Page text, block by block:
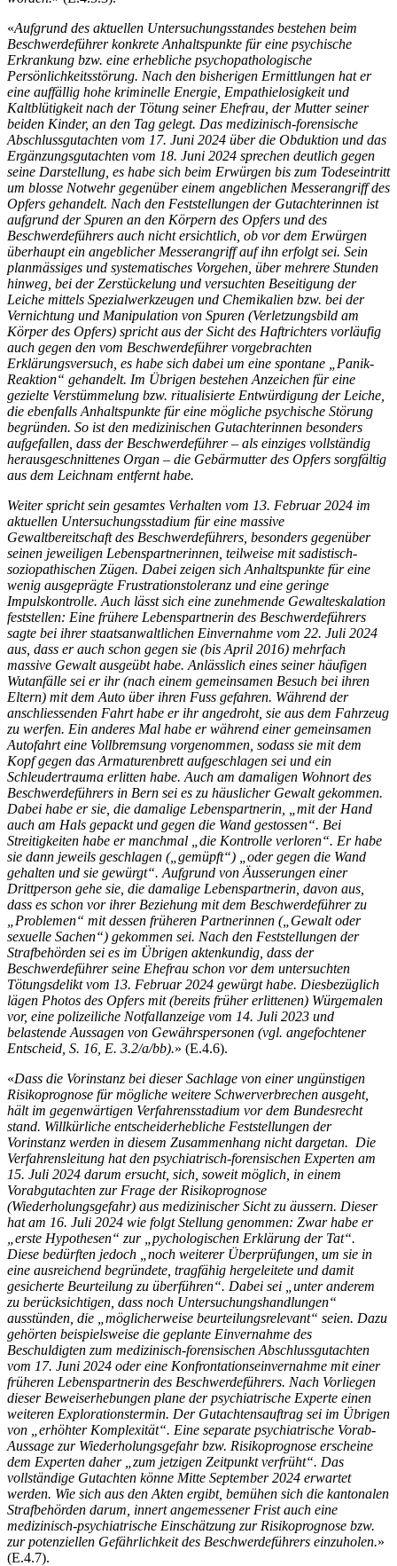
«Aufgrund des aktuellen Untersuchungsstandes bestehen beim
Beschwerdeführer konkrete Anhaltspunkte für eine psychische
Erkrankung bzw. eine erhebliche psychopathologische
Persönlichkeitsstörung. Nach den bisherigen Ermittlungen hat er
eine auffällig hohe kriminelle Energie, Empathielosigkeit und
Kaltblütigkeit nach der Tötung seiner Ehefrau, der Mutter seiner
beiden Kinder, an den Tag gelegt. Das medizinisch-forensische
Abschlussgutachten vom 17. Juni 2024 über die Obduktion und das
Ergänzungsgutachten vom 18. Juni 2024 sprechen deutlich gegen
seine Darstellung, es habe sich beim Erwürgen bis zum Todeseintritt
um blosse Notwehr gegenüber einem angeblichen Messerangriff des
Opfers gehandelt. Nach den Feststellungen der Gutachterinnen ist
aufgrund der Spuren an den Körpern des Opfers und des
Beschwerdeführers auch nicht ersichtlich, ob vor dem Erwürgen
überhaupt ein angeblicher Messerangriff auf ihn erfolgt sei. Sein
planmässiges und systematisches Vorgehen, über mehrere Stunden
hinweg, bei der Zerstückelung und versuchten Beseitigung der
Leiche mittels Spezialwerkzeugen und Chemikalien bzw. bei der
Vernichtung und Manipulation von Spuren (Verletzungsbild am
Körper des Opfers) spricht aus der Sicht des Haftrichters vorläufig
auch gegen den vom Beschwerdeführer vorgebrachten
Erklärungsversuch, es habe sich dabei um eine spontane „Panik-
Reaktion“ gehandelt. Im Übrigen bestehen Anzeichen für eine
gezielte Verstümmelung bzw. ritualisierte Entwürdigung der Leiche,
die ebenfalls Anhaltspunkte für eine mögliche psychische Störung
begründen. So ist den medizinischen Gutachterinnen besonders
aufgefallen, dass der Beschwerdeführer – als einziges vollständig
herausgeschnittenes Organ – die Gebärmutter des Opfers sorgfältig
aus dem Leichnam entfernt habe.
Weiter spricht sein gesamtes Verhalten vom 13. Februar 2024 im
aktuellen Untersuchungsstadium für eine massive
Gewaltbereitschaft des Beschwerdeführers, besonders gegenüber
seinen jeweiligen Lebenspartnerinnen, teilweise mit sadistisch-
soziopathischen Zügen. Dabei zeigen sich Anhaltspunkte für eine
wenig ausgeprägte Frustrationstoleranz und eine geringe
Impulskontrolle. Auch lässt sich eine zunehmende Gewalteskalation
feststellen: Eine frühere Lebenspartnerin des Beschwerdeführers
sagte bei ihrer staatsanwaltlichen Einvernahme vom 22. Juli 2024
aus, dass er auch schon gegen sie (bis April 2016) mehrfach
massive Gewalt ausgeübt habe. Anlässlich eines seiner häufigen
Wutanfälle sei er ihr (nach einem gemeinsamen Besuch bei ihren
Eltern) mit dem Auto über ihren Fuss gefahren. Während der
anschliessenden Fahrt habe er ihr angedroht, sie aus dem Fahrzeug
zu werfen. Ein anderes Mal habe er während einer gemeinsamen
Autofahrt eine Vollbremsung vorgenommen, sodass sie mit dem
Kopf gegen das Armaturenbrett aufgeschlagen sei und ein
Schleudertrauma erlitten habe. Auch am damaligen Wohnort des
Beschwerdeführers in Bern sei es zu häuslicher Gewalt gekommen.
Dabei habe er sie, die damalige Lebenspartnerin, „mit der Hand
auch am Hals gepackt und gegen die Wand gestossen“. Bei
Streitigkeiten habe er manchmal „die Kontrolle verloren“. Er habe
sie dann jeweils geschlagen („gemüpft“) „oder gegen die Wand
gehalten und sie gewürgt“. Aufgrund von Äusserungen einer
Drittperson gehe sie, die damalige Lebenspartnerin, davon aus,
dass es schon vor ihrer Beziehung mit dem Beschwerdeführer zu
„Problemen“ mit dessen früheren Partnerinnen („Gewalt oder
sexuelle Sachen“) gekommen sei. Nach den Feststellungen der
Strafbehörden sei es im Übrigen aktenkundig, dass der
Beschwerdeführer seine Ehefrau schon vor dem untersuchten
Tötungsdelikt vom 13. Februar 2024 gewürgt habe. Diesbezüglich
lägen Photos des Opfers mit (bereits früher erlittenen) Würgemalen
vor, eine polizeiliche Notfallanzeige vom 14. Juli 2023 und
belastende Aussagen von Gewährspersonen (vgl. angefochtener
Entscheid, S. 16, E. 3.2/a/bb).» (E.4.6).
«Dass die Vorinstanz bei dieser Sachlage von einer ungünstigen
Risikoprognose für mögliche weitere Schwerverbrechen ausgeht,
hält im gegenwärtigen Verfahrensstadium vor dem Bundesrecht
stand. Willkürliche entscheiderhebliche Feststellungen der
Vorinstanz werden in diesem Zusammenhang nicht dargetan. Die
Verfahrensleitung hat den psychiatrisch-forensischen Experten am
15. Juli 2024 darum ersucht, sich, soweit möglich, in einem
Vorabgutachten zur Frage der Risikoprognose
(Wiederholungsgefahr) aus medizinischer Sicht zu äussern. Dieser
hat am 16. Juli 2024 wie folgt Stellung genommen: Zwar habe er
„erste Hypothesen“ zur „pychologischen Erklärung der Tat“.
Diese bedürften jedoch „noch weiterer Überprüfungen, um sie in
eine ausreichend begründete, tragfähig hergeleitete und damit
gesicherte Beurteilung zu überführen“. Dabei sei „unter anderem
zu berücksichtigen, dass noch Untersuchungshandlungen“
ausstünden, die „möglicherweise beurteilungsrelevant“ seien. Dazu
gehörten beispielsweise die geplante Einvernahme des
Beschuldigten zum medizinisch-forensischen Abschlussgutachten
vom 17. Juni 2024 oder eine Konfrontationseinvernahme mit einer
früheren Lebenspartnerin des Beschwerdeführers. Nach Vorliegen
dieser Beweiserhebungen plane der psychiatrische Experte einen
weiteren Explorationstermin. Der Gutachtensauftrag sei im Übrigen
von „erhöhter Komplexität“. Eine separate psychiatrische Vorab-
Aussage zur Wiederholungsgefahr bzw. Risikoprognose erscheine
dem Experten daher „zum jetzigen Zeitpunkt verfrüht“. Das
vollständige Gutachten könne Mitte September 2024 erwartet
werden. Wie sich aus den Akten ergibt, bemühen sich die kantonalen
Strafbehörden darum, innert angemessener Frist auch eine
medizinisch-psychiatrische Einschätzung zur Risikoprognose bzw.
zur potenziellen Gefährlichkeit des Beschwerdeführers einzuholen.»
(E.4.7).